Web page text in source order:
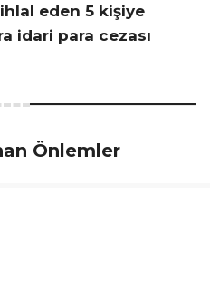
eden 5 kişiye
idari para cezası
Önlemler